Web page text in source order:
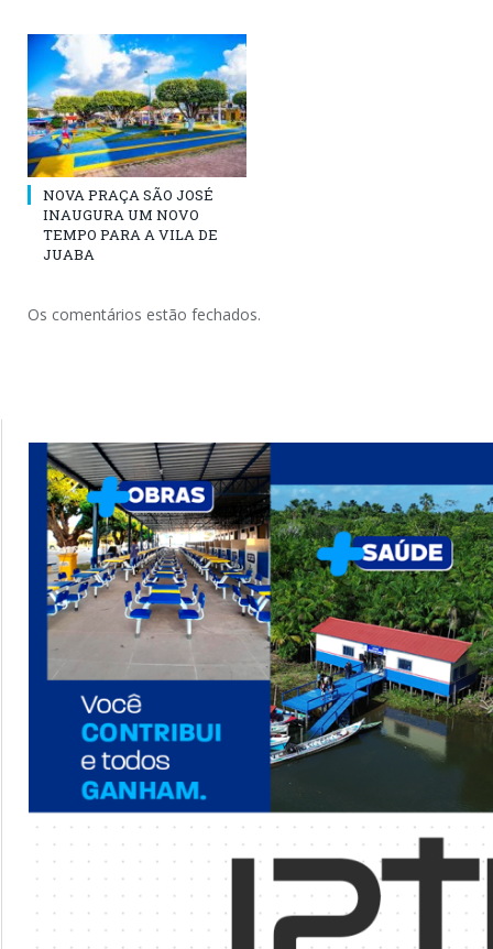
NOVA PRAÇA SÃO JOSÉ
INAUGURA UM NOVO
TEMPO PARA A VILA DE
JUABA
Os comentários estão fechados.